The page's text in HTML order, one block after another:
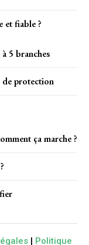
et fiable ?
5 branches
de protection
ça marche ?
| Politique